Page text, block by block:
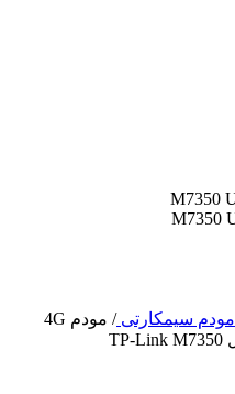
مودم سیمکارتی/
مودم 4G